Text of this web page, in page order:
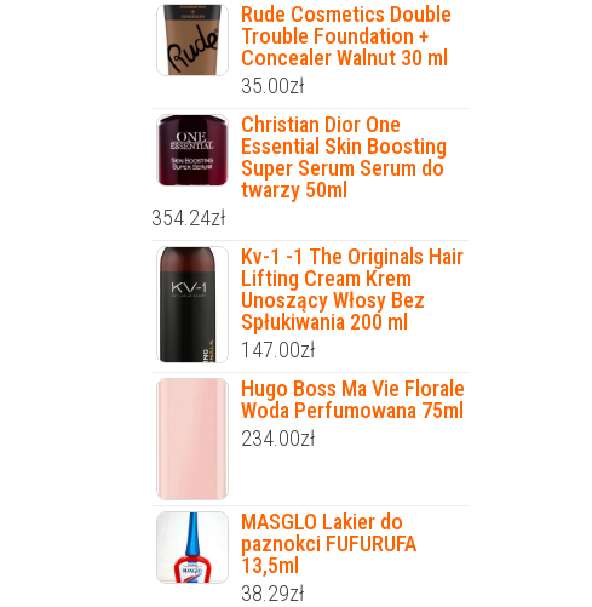
Rude Cosmetics Double
Trouble Foundation +
Concealer Walnut 30 ml
35.00zł
Christian Dior One
Essential Skin Boosting
Super Serum Serum do
twarzy 50ml
354.24zł
Kv-1 -1 The Originals Hair
Lifting Cream Krem
Unoszący Włosy Bez
Spłukiwania 200 ml
147.00zł
Hugo Boss Ma Vie Florale
Woda Perfumowana 75ml
234.00zł
MASGLO Lakier do
paznokci FUFURUFA
13,5ml
38.29zł